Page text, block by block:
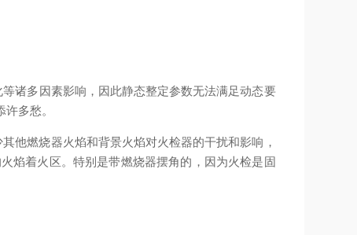
诸多因素影响，因此静态整定参数无法满足动态要
多愁。
他燃烧器火焰和背景火焰对火检器的干扰和影响，
焰着火区。特别是带燃烧器摆角的，因为火检是固